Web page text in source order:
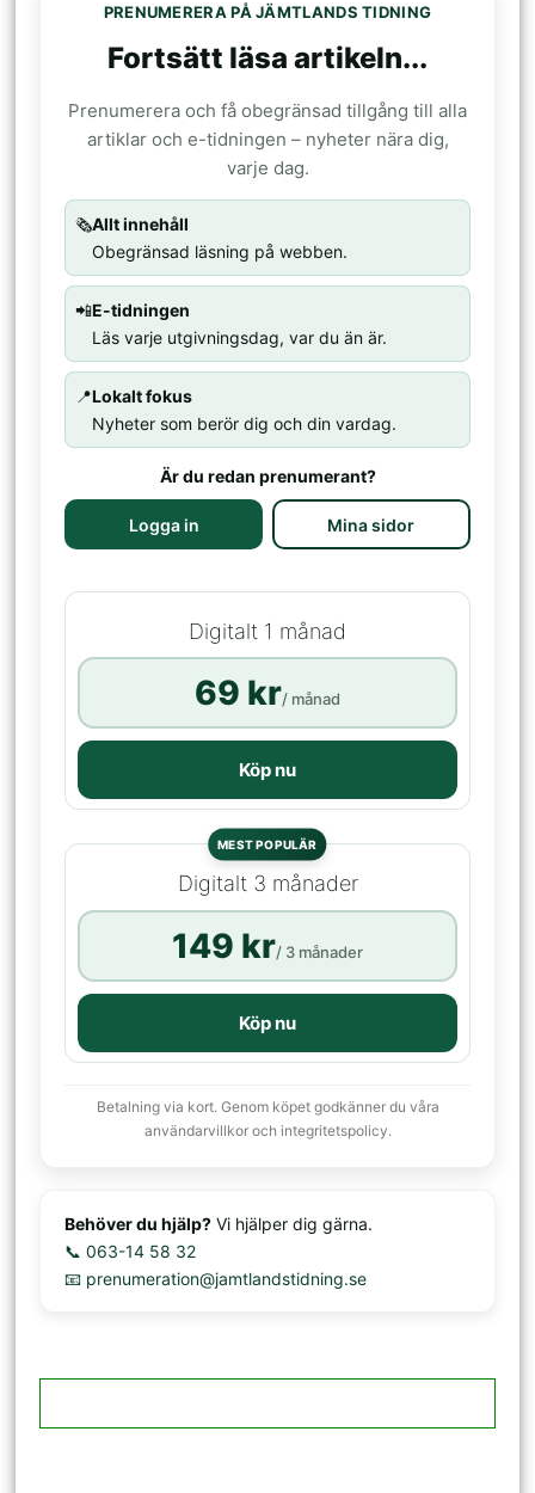
PRENUMERERA PÅ JÄMTLANDS TIDNING
Fortsätt läsa artikeln...
Prenumerera och få obegränsad tillgång till alla
artiklar och e-tidningen – nyheter nära dig,
varje dag.
🗞️Allt innehåll
Obegränsad läsning på webben.
📲E-tidningen
Läs varje utgivningsdag, var du än är.
📍Lokalt fokus
Nyheter som berör dig och din vardag.
Är du redan prenumerant?
Logga in Mina sidor
Digitalt 1 månad
69 kr/ månad
Köp nu
MEST POPULÄR
Digitalt 3 månader
149 kr/ 3 månader
Köp nu
Betalning via kort. Genom köpet godkänner du våra
användarvillkor och integritetspolicy.
Behöver du hjälp? Vi hjälper dig gärna.
📞 063-14 58 32
📧 prenumeration@jamtlandstidning.se